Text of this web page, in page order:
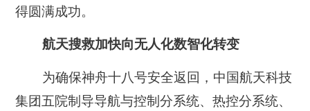
得圆满成功。
航天搜救加快向无人化数智化转变
为确保神舟十八号安全返回，中国航天科技
集团五院制导导航与控制分系统、热控分系统、